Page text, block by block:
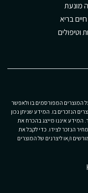
מונעת
בריא
וטיפולים
המוצרים המפורסמים בו ולאפשר
הנזכרים בו. המידע שניתן נכון
המידע איננו מייצג בהכרח את
הנזכר לצידו. כדי לקבל את
ו/או ליצרנים של המוצרים